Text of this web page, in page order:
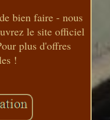
bien faire - nous
le site officiel
plus d'offres
!